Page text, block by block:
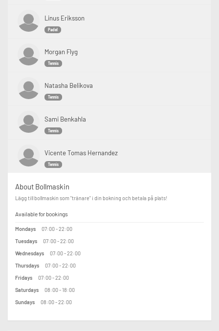
Linus Eriksson
Padel
Morgan Flyg
Tennis
Natasha Belikova
Tennis
Sami Benkahla
Tennis
Vicente Tomas Hernandez
Tennis
About Bollmaskin
Lägg till bollmaskin som "tränare" i din bokning och betala på plats!
Available for bookings
Mondays
07:00 - 22:00
Tuesdays
07:00 - 22:00
Wednesdays
07:00 - 22:00
Thursdays
07:00 - 22:00
Fridays
07:00 - 22:00
Saturdays
08:00 - 18:00
Sundays
08:00 - 22:00